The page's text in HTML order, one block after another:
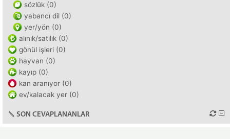
sözlük (0)
yabancı dil (0)
yer/yön (0)
alınık/satılık (0)
gönül işleri (0)
hayvan (0)
kayıp (0)
kan aranıyor (0)
ev/kalacak yer (0)
SON CEVAPLANANLAR